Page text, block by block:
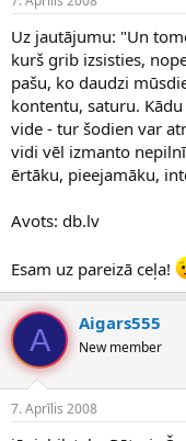
n
u
z
s
ā
c
ē
j
s
a
t
m
s
Uz jautājumu: "Un
kurš grib izsisties,
pašu, ko daudzi
kontentu, saturu.
vide - tur šodien var
vidi vēl izmanto
ērtāku, pieejamāku,
Avots: db.lv
Esam uz pareizā ceļa!
A Aigars555
New member
7. Aprīlis 2008